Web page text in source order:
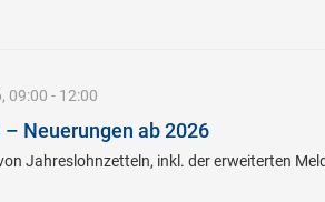
09:00 - 12:00
Neuerungen ab 2026
Jahreslohnzetteln, inkl. der erweiterten